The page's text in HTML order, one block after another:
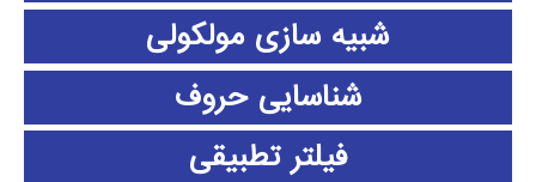
شبیه سازی مولکولی
شناسایی حروف
فیلتر تطبیقی